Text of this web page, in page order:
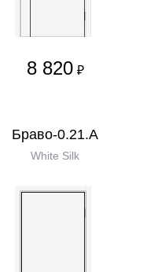
8 820 ₽
Браво-0.21.А
White Silk